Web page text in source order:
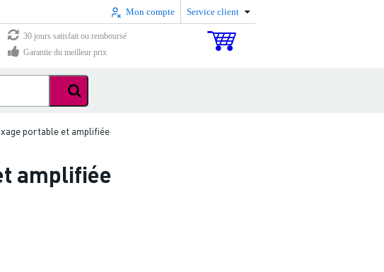
Mon compte Service client
30 jours satisfait ou remboursé
Garantie du meilleur prix
portable et amplifiée
amplifiée